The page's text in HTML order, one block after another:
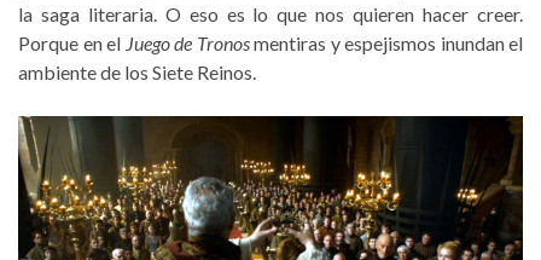
la saga literaria. O eso es lo que nos quieren hacer creer.
Porque en el Juego de Tronosmentiras y espejismos inundan el
ambiente de los Siete Reinos.